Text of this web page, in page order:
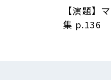
【演題】
集 p.136